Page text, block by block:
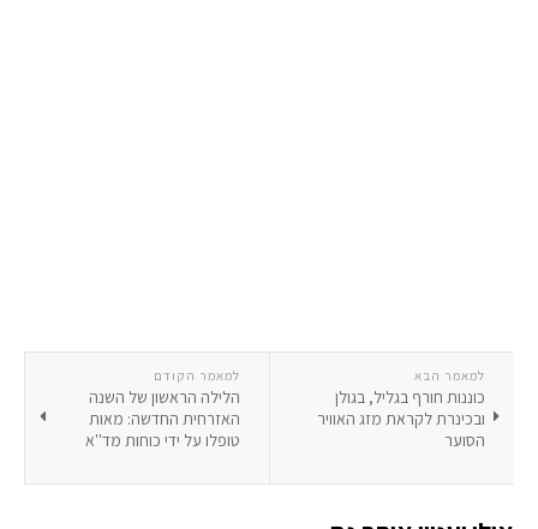
למאמר הקודם
הלילה הראשון של השנה
האזרחית החדשה: מאות
טופלו על ידי כוחות מד''א
למאמר הבא
כוננות חורף בגליל, בגולן
ובכינרת לקראת מזג האוויר
הסוער